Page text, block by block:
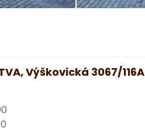
Výškovická 3067/116A